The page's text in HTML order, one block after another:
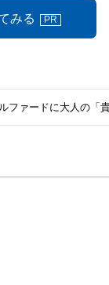
みる PR
ファードに大人の「